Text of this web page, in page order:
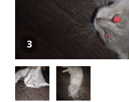
3